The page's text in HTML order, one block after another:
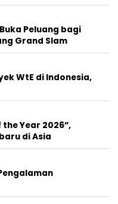
Peluang bagi
Grand Slam
WtE di Indonesia,
Year 2026”,
di Asia